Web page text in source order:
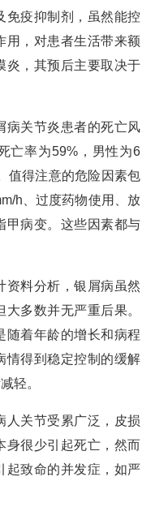
免疫抑制剂，虽然能控
用，对患者生活带来额
炎，其预后主要取决于
病关节炎患者的死亡风
亡率为59%，男性为6
值得注意的危险因素包
h、过度药物使用、放
甲病变。这些因素都与
资料分析，银屑病虽然
多数并无严重后果。
随着年龄的增长和病程
情得到稳定控制的缓解
轻。
人关节受累广泛，皮损
身很少引起死亡，然而
起致命的并发症，如严